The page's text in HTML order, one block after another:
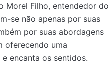
Morel Filho, entendedor do
se não apenas por suas
por suas abordagens
oferecendo uma
encanta os sentidos.